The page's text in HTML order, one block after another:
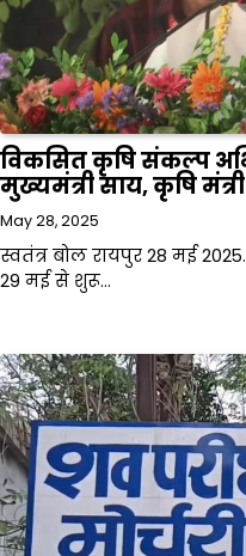
विकसित कृषि संकल्प
मुख्यमंत्री साय, कृषि
May 28, 2025
स्वतंत्र बोल रायपुर 28 मई
29 मई से शुरू…